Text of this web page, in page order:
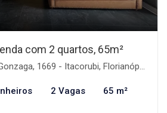
com 2 quartos, 65m²
1669 - Itacorubi, Florianópolis-SC
2 Vagas 65 m²